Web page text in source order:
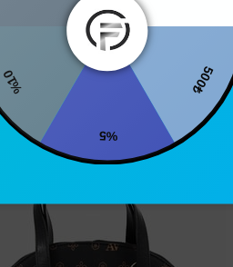
SEZONSUZ
500₺
%5
%10